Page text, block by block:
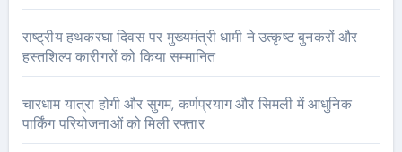
राष्ट्रीय हथकरघा दिवस पर मुख्यमंत्री धामी ने उत्कृष्ट बुनकरों और
हस्तशिल्प कारीगरों को किया सम्मानित
चारधाम यात्रा होगी और सुगम, कर्णप्रयाग और सिमली में आधुनिक
पार्किंग परियोजनाओं को मिली रफ्तार